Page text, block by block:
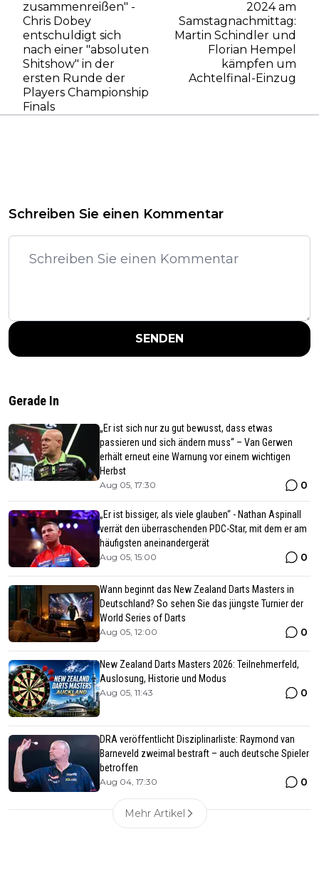
zusammenreißen" -
Chris Dobey
entschuldigt sich
nach einer "absoluten
Shitshow" in der
ersten Runde der
Players Championship
Finals
2024 am
Samstagnachmittag:
Martin Schindler und
Florian Hempel
kämpfen um
Achtelfinal-Einzug
Schreiben Sie einen Kommentar
SENDEN
Gerade In
„Er ist sich nur zu gut bewusst, dass etwas
passieren und sich ändern muss“ – Van Gerwen
erhält erneut eine Warnung vor einem wichtigen
Herbst
Aug 05, 17:30 0
„Er ist bissiger, als viele glauben“ - Nathan Aspinall
verrät den überraschenden PDC-Star, mit dem er am
häufigsten aneinandergerät
Aug 05, 15:00 0
Wann beginnt das New Zealand Darts Masters in
Deutschland? So sehen Sie das jüngste Turnier der
World Series of Darts
Aug 05, 12:00 0
New Zealand Darts Masters 2026: Teilnehmerfeld,
Auslosung, Historie und Modus
Aug 05, 11:43 0
DRA veröffentlicht Disziplinarliste: Raymond van
Barneveld zweimal bestraft – auch deutsche Spieler
betroffen
Aug 04, 17:30 0
Mehr Artikel